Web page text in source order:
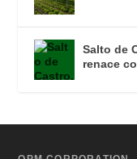
Salto de
renace